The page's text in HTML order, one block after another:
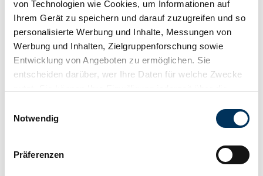
von Technologien wie Cookies, um Informationen auf
Ihrem Gerät zu speichern und darauf zuzugreifen und so
personalisierte Werbung und Inhalte, Messungen von
Werbung und Inhalten, Zielgruppenforschung sowie
Entwicklung von Angeboten zu ermöglichen. Sie
entscheiden darüber, wer Ihre Daten für welche Zwecke
Trigger Symbol ändern oder widerrufen
Informationen über Ihre geografische Lage
Notwendig
Präferenzen
Dealer